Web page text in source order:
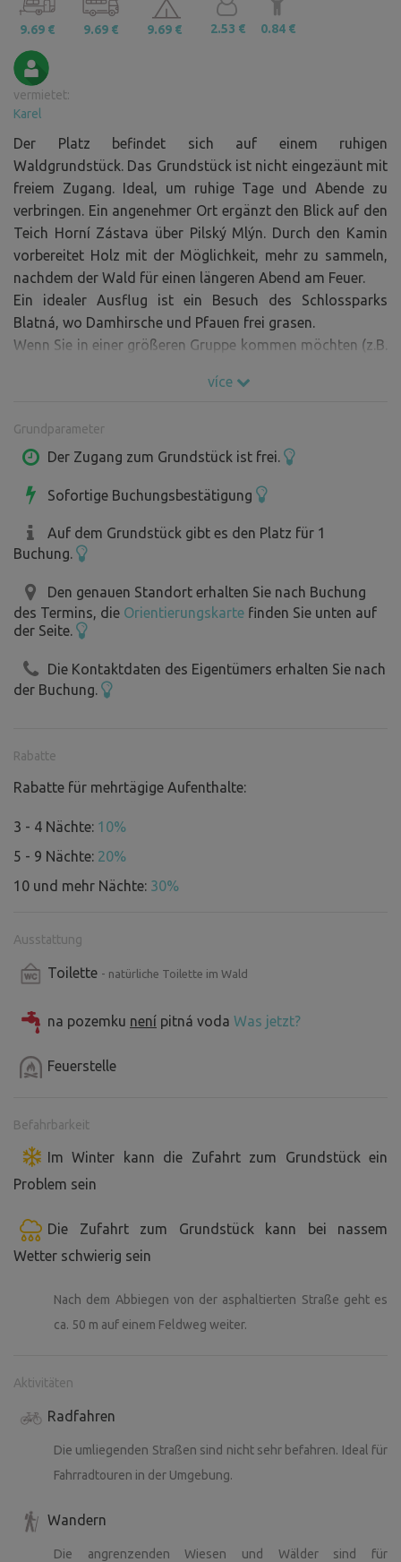
9.69 € 9.69 € 9.69 € 2.53 € 0.84 €
vermietet:
Karel
Der Platz befindet sich auf einem ruhigen
Waldgrundstück. Das Grundstück ist nicht eingezäunt mit
freiem Zugang. Ideal, um ruhige Tage und Abende zu
verbringen. Ein angenehmer Ort ergänzt den Blick auf den
Teich Horní Zástava über Pilský Mlýn. Durch den Kamin
vorbereitet Holz mit der Möglichkeit, mehr zu sammeln,
nachdem der Wald für einen längeren Abend am Feuer.
Ein idealer Ausflug ist ein Besuch des Schlossparks
Blatná, wo Damhirsche und Pfauen frei grasen.
Wenn Sie in einer größeren Gruppe kommen möchten (z.B.
více
Grundparameter
Der Zugang zum Grundstück ist frei.
Sofortige Buchungsbestätigung
Auf dem Grundstück gibt es den Platz für 1
Buchung.
Den genauen Standort erhalten Sie nach Buchung
des Termins, die Orientierungskarte finden Sie unten auf
der Seite.
Die Kontaktdaten des Eigentümers erhalten Sie nach
der Buchung.
Rabatte
Rabatte für mehrtägige Aufenthalte:
3 - 4 Nächte: 10%
5 - 9 Nächte: 20%
10 und mehr Nächte: 30%
Ausstattung
Toilette - natürliche Toilette im Wald
na pozemku není pitná voda Was jetzt?
Feuerstelle
Befahrbarkeit
Im Winter kann die Zufahrt zum Grundstück ein
Problem sein
Die Zufahrt zum Grundstück kann bei nassem
Wetter schwierig sein
Nach dem Abbiegen von der asphaltierten Straße geht es
ca. 50 m auf einem Feldweg weiter.
Aktivitäten
Radfahren
Die umliegenden Straßen sind nicht sehr befahren. Ideal für
Fahrradtouren in der Umgebung.
Wandern
Die angrenzenden Wiesen und Wälder sind für